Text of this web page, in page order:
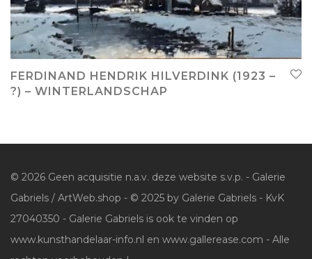
FERDINAND HENDRIK HILVERDINK (1923 –
?) – WINTERLANDSCHAP
© 2026 Geen acquisitie n.a.v. deze website s.v.p. - Galerie
Gabriels / ArtWeb.shop - © 2025 by Galerie Gabriels - KvK
27040350 - Galerie Gabriels is ook te vinden op
www.kunsthandelaar-info.nl en www.gallerease.com - Alle